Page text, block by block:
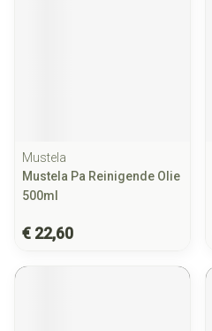
Mustela
Mustela Pa Reinigende Olie
500ml
€ 22,60